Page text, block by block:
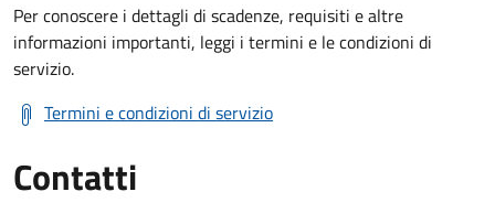
Per conoscere i dettagli di scadenze, requisiti e altre
informazioni importanti, leggi i termini e le condizioni di
servizio.
Termini e condizioni di servizio
Contatti